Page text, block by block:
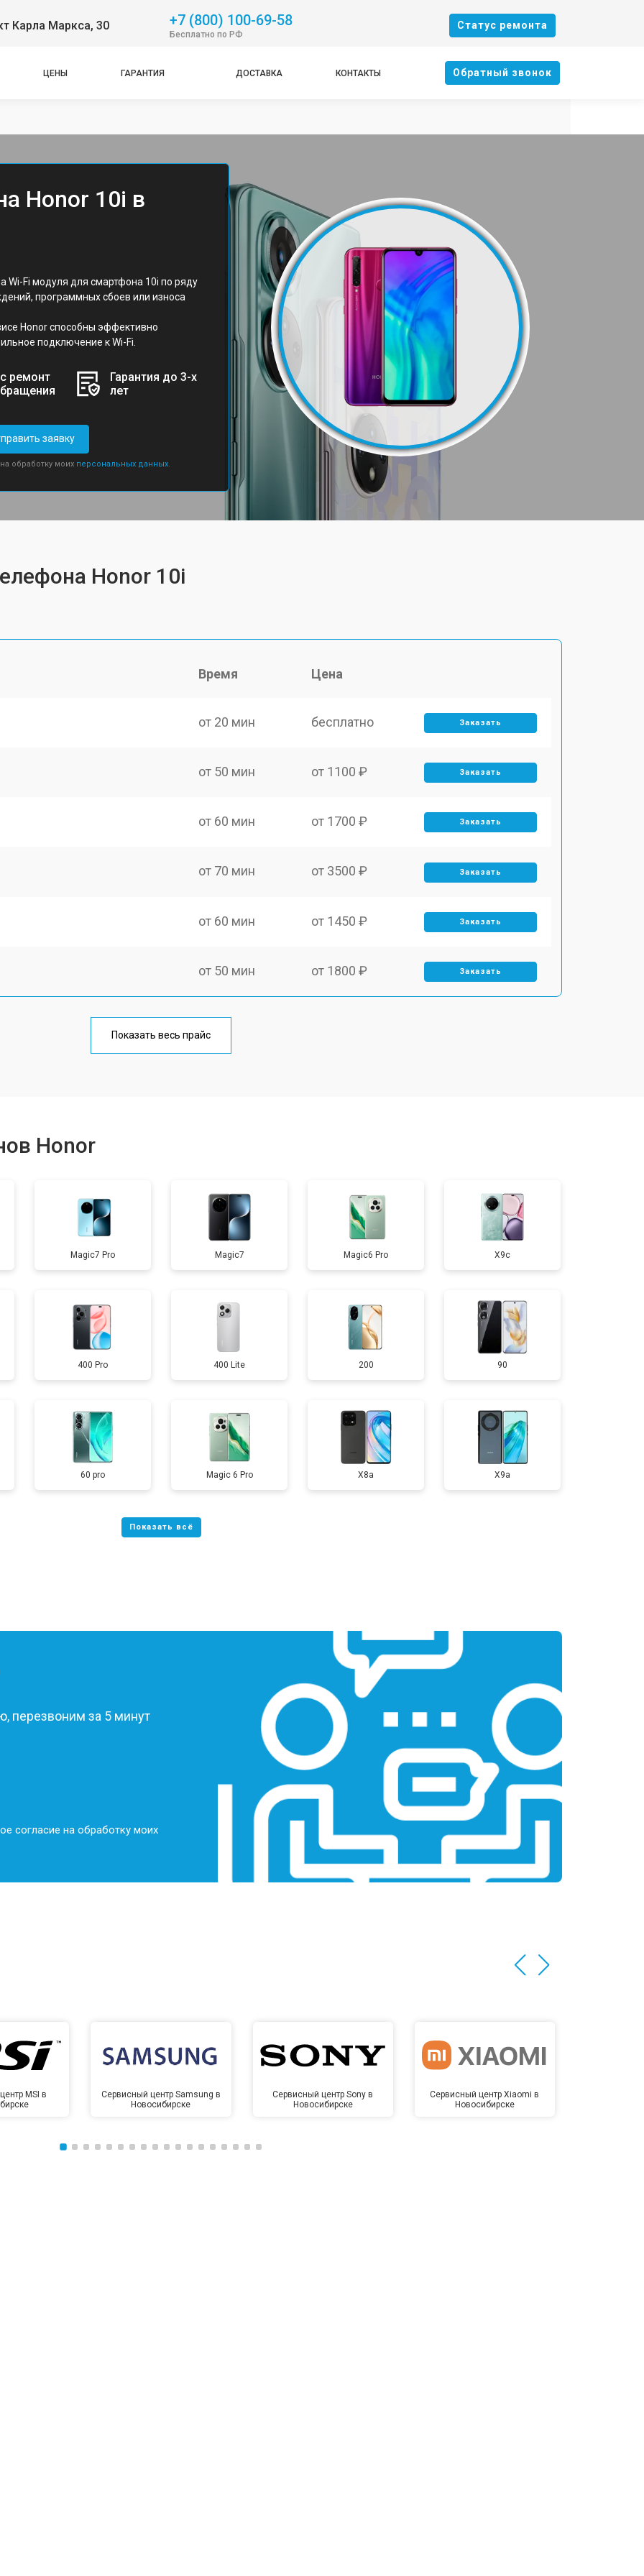
Карла Маркса, 30 +7 (800) 100-69-58
Бесплатно по РФ
Cтатус ремонта
ЦЕНЫ ГАРАНТИЯ ДОСТАВКА КОНТАКТЫ Oбратный звонок
Honor 10i в
Wi-Fi модуля для смартфона 10i по ряду
программных сбоев или износа
Honor способны эффективно
подключение к Wi-Fi.
ремонт
Гарантия до 3-х
лет
заявку
обработку моих персональных данных.
Honor 10i
Время Цена
от 20 мин бесплатно Заказать
от 50 мин от 1100 ₽ Заказать
от 60 мин от 1700 ₽ Заказать
от 70 мин от 3500 ₽ Заказать
от 60 мин от 1450 ₽ Заказать
от 50 мин от 1800 ₽ Заказать
от 70 мин
от 80 мин от 2700 ₽ Заказать
от 40 мин от 950 ₽ Заказать
от 70 мин от 1750 ₽ Заказать
от 60 мин от 3200 ₽ Заказать
от 60 мин от 1400 ₽ Заказать
Показать весь прайс
Honor
Magic7 Pro Magic7 Magic6 Pro X9c
400 Pro 400 Lite 200 90
60 pro Magic 6 Pro X8a X9a
перезвоним за 5 минут
согласие на обработку моих
MSI в
Сервисный центр Samsung в
Новосибирске
Сервисный центр Sony в
Новосибирске
Сервисный центр Xiaomi в
Новосибирске